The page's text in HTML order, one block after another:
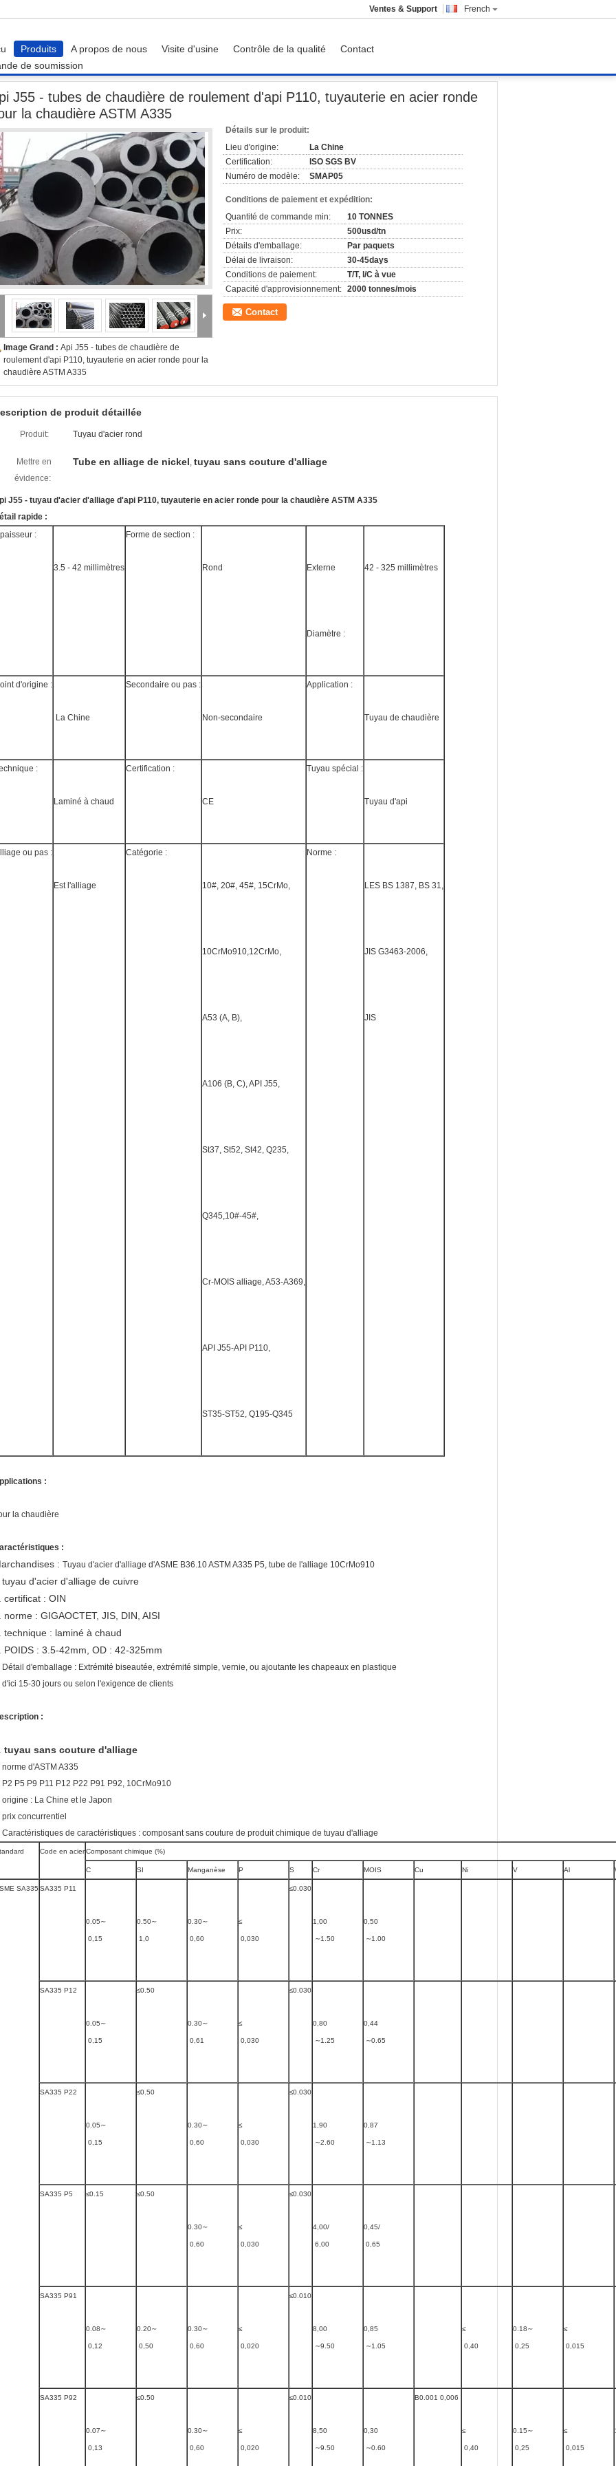
French
Ventes & Support
Produits A propos de nous Visite d'usine Contrôle de la qualité
Contact
de soumission
- tubes de chaudière de roulement d'api P110, tuyauterie en acier ronde pour la chaudière ASTM A335
J55 - tubes de chaudière de roulement d'api P110, tuyauterie en acier ronde
la chaudière ASTM A335
Image Grand : Api J55 - tubes de chaudière de
roulement d'api P110, tuyauterie en acier ronde pour la
chaudière ASTM A335
Détails sur le produit:
Lieu d'origine:
La Chine
Certification:
ISO SGS BV
Numéro de modèle:
SMAP05
Conditions de paiement et expédition:
Quantité de commande min:
10 TONNES
Prix:
500usd/tn
Détails d'emballage:
Par paquets
Délai de livraison:
30-45days
Conditions de paiement:
T/T, l/C à vue
Capacité d'approvisionnement: 2000 tonnes/mois
Contact
de produit détaillée
Produit: Tuyau d'acier rond
Mettre en
évidence:
Tube en alliage de nickel, tuyau sans couture d'alliage
J55 - tuyau d'acier d'alliage d'api P110, tuyauterie en acier ronde pour la chaudière ASTM A335
rapide :
:
3.5 - 42 millimètres
Forme de section :
Rond Externe
Diamètre :
42 - 325 millimètres
d'origine :
La Chine
Secondaire ou pas :
Non-secondaire
Application :
Tuyau de chaudière
:
Laminé à chaud
Certification :
CE
Tuyau spécial :
Tuyau d'api
ou pas :
Est l'alliage
Catégorie :
10#, 20#, 45#, 15CrMo,
10CrMo910,12CrMo,
A53 (A, B),
A106 (B, C), API J55,
St37, St52, St42, Q235,
Q345,10#-45#,
Cr-MOIS alliage, A53-A369,
API J55-API P110,
ST35-ST52, Q195-Q345
Norme :
LES BS 1387, BS 31,
JIS G3463-2006,
JIS
:
la chaudière
:
: Tuyau d'acier d'alliage d'ASME B36.10 ASTM A335 P5, tube de l'alliage 10CrMo910
tuyau d'acier d'alliage de cuivre
certificat : OIN
norme : GIGAOCTET, JIS, DIN, AISI
technique : laminé à chaud
POIDS : 3.5-42mm, OD : 42-325mm
Détail d'emballage : Extrémité biseautée, extrémité simple, vernie, ou ajoutante les chapeaux en plastique
d'ici 15-30 jours ou selon l'exigence de clients
:
tuyau sans couture d'alliage
norme d'ASTM A335
P2 P5 P9 P11 P12 P22 P91 P92, 10CrMo910
origine : La Chine et le Japon
prix concurrentiel
Caractéristiques de caractéristiques : composant sans couture de produit chimique de tuyau d'alliage
Code en acierComposant chimique (%)
C SI Manganèse P S Cr MOIS Cu Ni V Al
SA335 SA335 P11
0.05∼
0,15
0.50∼
1,0
0.30∼
0,60
≤
0,030
≤0.030
1,00
∼1.50
0,50
∼1.00
SA335 P12
0.05∼
0,15
≤0.50
0.30∼
0,61
≤
0,030
≤0.030
0,80
∼1.25
0,44
∼0.65
SA335 P22
0.05∼
0,15
≤0.50
0.30∼
0,60
≤
0,030
≤0.030
1,90
∼2.60
0,87
∼1.13
SA335 P5 ≤0.15 ≤0.50
0.30∼
0,60
≤
0,030
≤0.030
4,00/
6,00
0,45/
0,65
SA335 P91
0.08∼
0,12
0.20∼
0,50
0.30∼
0,60
≤
0,020
≤0.010
8,00
∼9.50
0,85
∼1.05
≤
0,40
0.18∼
0,25
≤
0,015
SA335 P92
0.07∼
0,13
≤0.50
0.30∼
0,60
≤
0,020
≤0.010
8,50
∼9.50
0,30
∼0.60
B0.001 0,006
≤
0,40
0.15∼
0,25
≤
0,015